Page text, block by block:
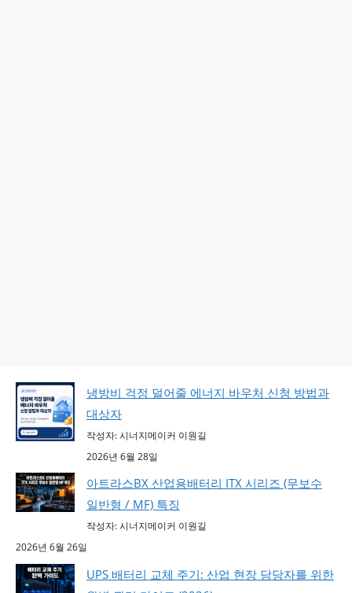
냉방비 걱정 덜어줄 에너지 바우처 신청 방법과
대상자
작성자: 시너지메이커 이원길
2026년 6월 28일
아트라스BX 산업용배터리 ITX 시리즈 (무보수
일반형 / MF) 특징
작성자: 시너지메이커 이원길
2026년 6월 26일
UPS 배터리 교체 주기: 산업 현장 담당자를 위한